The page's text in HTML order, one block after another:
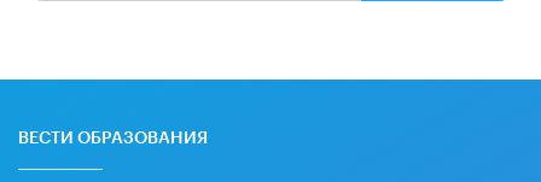
ВЕСТИ ОБРАЗОВАНИЯ